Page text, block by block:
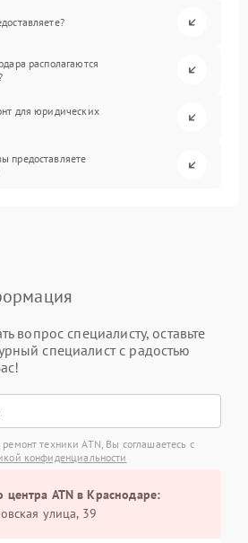
располагаются
для юридических
предоставляете
вопрос специалисту, оставьте
специалист с радостью
техники ATN, Вы соглашаетесь с
конфиденциальности
центра ATN в Краснодаре:
улица, 39